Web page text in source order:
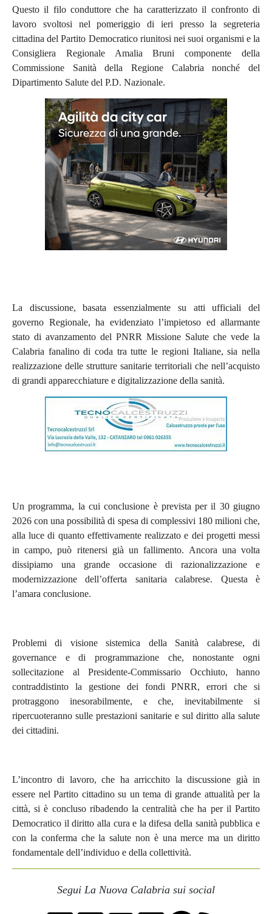
Questo il filo conduttore che ha caratterizzato il confronto di
lavoro svoltosi nel pomeriggio di ieri presso la segreteria
cittadina del Partito Democratico riunitosi nei suoi organismi e la
Consigliera Regionale Amalia Bruni componente della
Commissione Sanità della Regione Calabria nonché del
Dipartimento Salute del P.D. Nazionale.
La discussione, basata essenzialmente su atti ufficiali del
governo Regionale, ha evidenziato l’impietoso ed allarmante
stato di avanzamento del PNRR Missione Salute che vede la
Calabria fanalino di coda tra tutte le regioni Italiane, sia nella
realizzazione delle strutture sanitarie territoriali che nell’acquisto
di grandi apparecchiature e digitalizzazione della sanità.
Un programma, la cui conclusione è prevista per il 30 giugno
2026 con una possibilità di spesa di complessivi 180 milioni che,
alla luce di quanto effettivamente realizzato e dei progetti messi
in campo, può ritenersi già un fallimento. Ancora una volta
dissipiamo una grande occasione di razionalizzazione e
modernizzazione dell’offerta sanitaria calabrese. Questa è
l’amara conclusione.
Problemi di visione sistemica della Sanità calabrese, di
governance e di programmazione che, nonostante ogni
sollecitazione al Presidente-Commissario Occhiuto, hanno
contraddistinto la gestione dei fondi PNRR, errori che si
protraggono inesorabilmente, e che, inevitabilmente si
ripercuoteranno sulle prestazioni sanitarie e sul diritto alla salute
dei cittadini.
L’incontro di lavoro, che ha arricchito la discussione già in
essere nel Partito cittadino su un tema di grande attualità per la
città, si è concluso ribadendo la centralità che ha per il Partito
Democratico il diritto alla cura e la difesa della sanità pubblica e
con la conferma che la salute non è una merce ma un diritto
fondamentale dell’individuo e della collettività.
Segui La Nuova Calabria sui social